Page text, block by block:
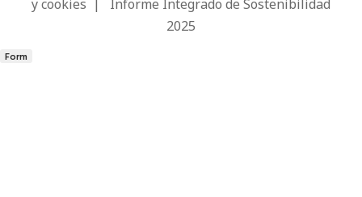
y cookies | Informe Integrado de Sostenibilidad
2025
Form